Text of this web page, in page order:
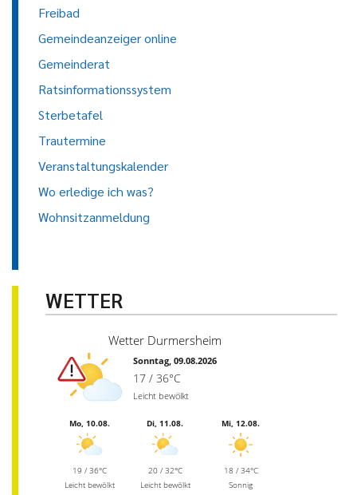
Freibad
Gemeindeanzeiger online
Gemeinderat
Ratsinformationssystem
Sterbetafel
Trautermine
Veranstaltungskalender
Wo erledige ich was?
Wohnsitzanmeldung
WETTER
Wetter Durmersheim
Sonntag, 09.08.2026
17 / 36°C
Leicht bewölkt
Mo, 10.08.
19 / 36°C
Leicht bewölkt
Di, 11.08.
20 / 32°C
Leicht bewölkt
Mi, 12.08.
18 / 34°C
Sonnig